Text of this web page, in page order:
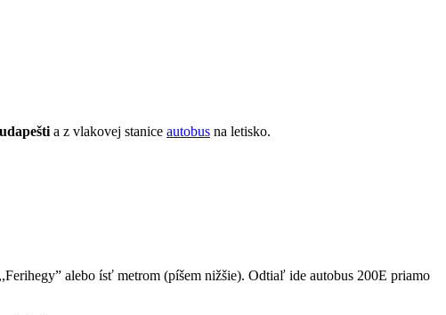
a z vlakovej stanice autobus na letisko.
alebo ísť metrom (píšem nižšie). Odtiaľ ide autobus 200E priamo